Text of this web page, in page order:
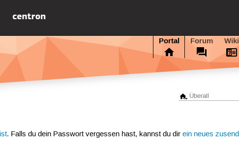
Portal Forum Wiki
. Falls du dein Passwort vergessen hast, kannst du direin neues